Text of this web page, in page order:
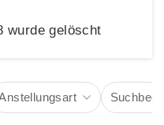
wurde gelöscht